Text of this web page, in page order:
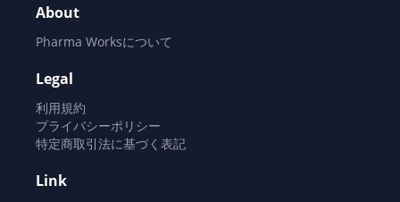
炭酸ランタン顆粒分包250mg「ニプ
ロ」
薬価 40.00 円
ホスレノール顆粒分包250mg
薬価 53.00 円
薬価 55.60 円
About
Pharma Worksについて
Legal
利用規約
プライバシーポリシー
特定商取引法に基づく表記
Link